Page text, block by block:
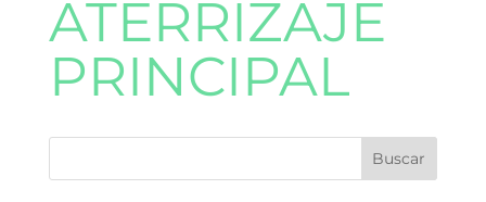
ATERRIZAJE
PRINCIPAL